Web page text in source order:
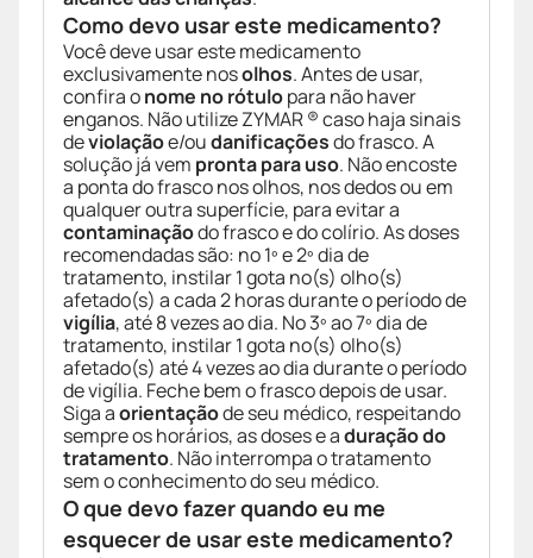
Como devo usar este medicamento?
Você deve usar este medicamento
exclusivamente nosolhos. Antes de usar,
confira onome no rótulopara não haver
enganos. Não utilize ZYMAR ® caso haja sinais
deviolaçãoe/oudanificaçõesdo frasco. A
solução já vem pronta para uso. Não encoste
a ponta do frasco nos olhos, nos dedos ou em
qualquer outra superfície, para evitar a
contaminaçãodo frasco e do colírio. As doses
recomendadas são: no 1º e 2º dia de
tratamento, instilar 1 gota no(s) olho(s)
afetado(s) a cada 2 horas durante o período de
vigília, até 8 vezes ao dia. No 3º ao 7º dia de
tratamento, instilar 1 gota no(s) olho(s)
afetado(s) até 4 vezes ao dia durante o período
de vigília. Feche bem o frasco depois de usar.
Siga aorientaçãode seu médico, respeitando
sempre os horários, as doses e aduração do
tratamento. Não interrompa o tratamento
sem o conhecimento do seu médico.
O que devo fazer quando eu me
esquecer de usar este medicamento?